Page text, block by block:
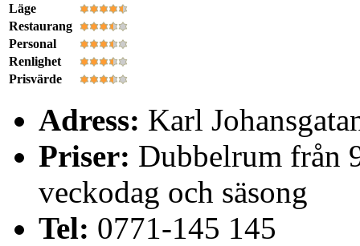
Läge
Restaurang
Personal
Renlighet
Prisvärde
Adress: Karl
Priser: Dubbelrum från
veckodag och säsong
Tel: 0771-145 145